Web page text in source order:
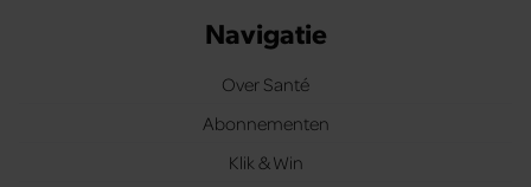
Navigatie
Over Santé
Abonnementen
Klik & Win